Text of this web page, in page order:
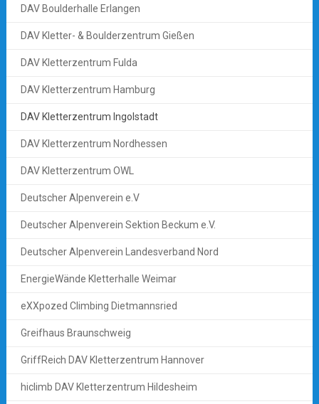
DAV Boulderhalle Erlangen
DAV Kletter- & Boulderzentrum Gießen
DAV Kletterzentrum Fulda
DAV Kletterzentrum Hamburg
DAV Kletterzentrum Ingolstadt
DAV Kletterzentrum Nordhessen
DAV Kletterzentrum OWL
Deutscher Alpenverein e.V
Deutscher Alpenverein Sektion Beckum e.V.
Deutscher Alpenverein Landesverband Nord
EnergieWände Kletterhalle Weimar
eXXpozed Climbing Dietmannsried
Greifhaus Braunschweig
GriffReich DAV Kletterzentrum Hannover
hiclimb DAV Kletterzentrum Hildesheim